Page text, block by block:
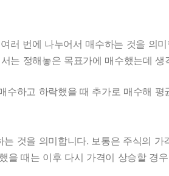
러 번에 나누어서 매수하는 것을 의
는 정해놓은 목표가에 매수했는데
수하고 하락했을 때 추가로 매수해
것을 의미합니다. 보통은 주식의
을 때는 이후 다시 가격이 상승할 경